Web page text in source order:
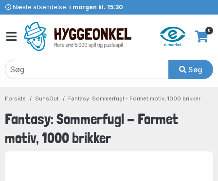
Næste afsendelse: i morgen kl. 15:30
Søg
0
Forside SunsOut Fantasy: Sommerfugl - Formet motiv, 1000 brikker
Fantasy: Sommerfugl - Formet
motiv, 1000 brikker